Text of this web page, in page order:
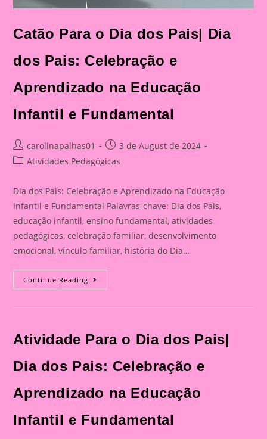
Catão Para o Dia dos Pais| Dia
dos Pais: Celebração e
Aprendizado na Educação
Infantil e Fundamental
Post
author:
carolinapalhas01
Post
published:
3 de August de 2024
PostAtividades Pedagógicas
Dia dos Pais: Celebração e Aprendizado na Educação
Infantil e Fundamental Palavras-chave: Dia dos Pais,
educação infantil, ensino fundamental, atividades
pedagógicas, celebração familiar, desenvolvimento
emocional, vínculo familiar, história do Dia…
Continue Reading Catão
Para
Dia
Dos
Pais:
E
Aprendizado
Educação
Infantil
Fundamental
Atividade Para o Dia dos Pais|
Dia dos Pais: Celebração e
Aprendizado na Educação
Infantil e Fundamental